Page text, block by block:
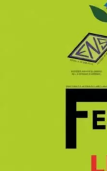
Durante la primera
asistentes fueron
conmocionaron a
“Cruzada de
con muletas, una vez
manifestaron haber
instantáneas. De
recabados, se
personas que
En este sentido, se
encuentro y el